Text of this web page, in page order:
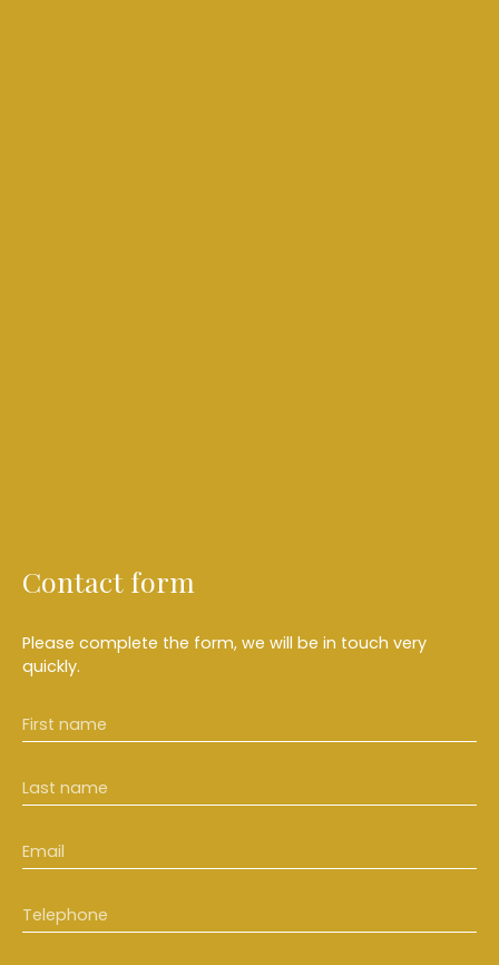
Contact form
Please complete the form, we will be in touch very
quickly.
First name
Last name
Email
Telephone